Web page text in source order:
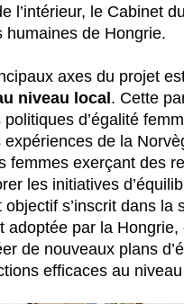
l’intérieur, le Cabinet
humaines de Hongrie.
axes du projet
niveau local . Cette
d’égalité
expériences de la
femmes exerçant des
les initiatives
objectif s’inscrit dans la
adoptée par la
de nouveaux plans
efficaces au